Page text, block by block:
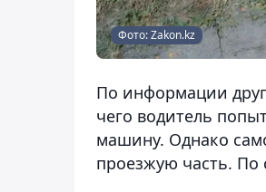
Фото: Zakon.kz
По информации
чего водитель
машину. Однако
проезжую часть. По